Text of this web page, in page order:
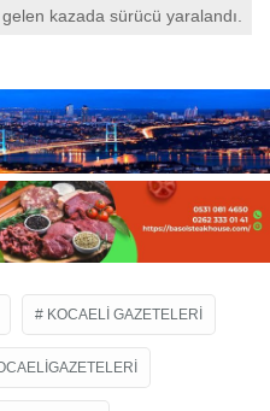
kazada sürücü yaralandı.
KOCAELI GAZETELERI